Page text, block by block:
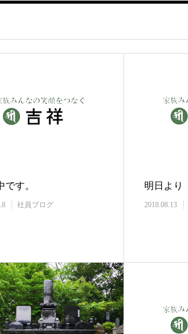
です。
社員ブログ
明日より
2018.08.13